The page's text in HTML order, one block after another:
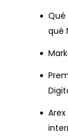
qué